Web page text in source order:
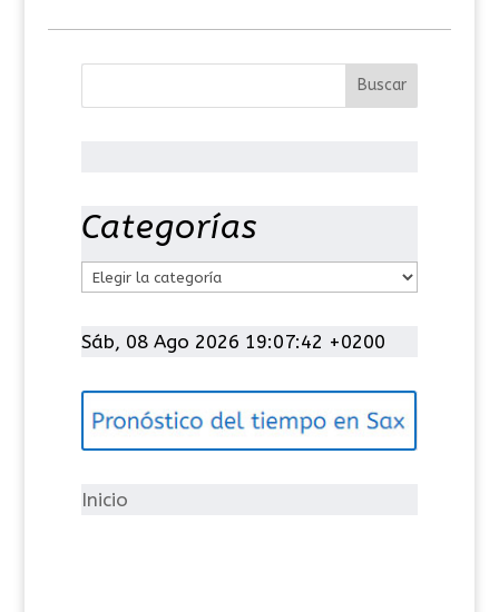
Categorías
t
g
í
Sáb, 08 Ago 2026 19:07:42 +0200
Inicio